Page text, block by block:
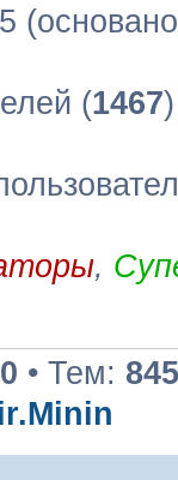
(1467
,
• Тем: 845